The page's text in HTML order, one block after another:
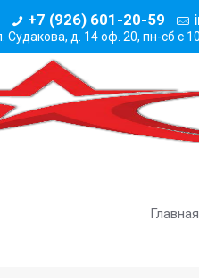
+7 (926) 601-20-59
Судакова, д. 14 оф. 20, пн-сб с
Главная